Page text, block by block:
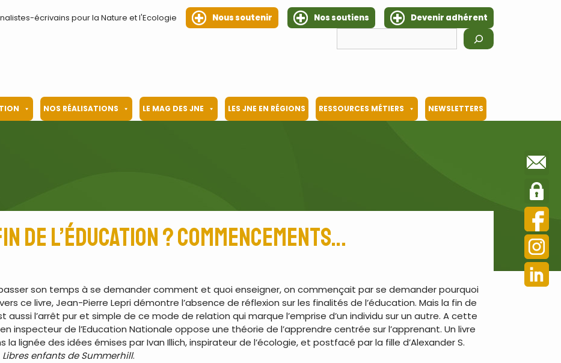
écrivains pour la Nature et l'Ecologie Nous soutenir Nos soutiens
Devenir adhérent
NOS RÉALISATIONS LE MAG DES JNE LES JNE EN RÉGIONS RESSOURCES MÉTIERS NEWSLETTERS
de l’éducation ? Commencements…
son temps à se demander comment et quoi enseigner, on commençait par se demander pourquoi
ce livre, Jean-Pierre Lepri démontre l’absence de réflexion sur les finalités de l’éducation. Mais la fin de
aussi l’arrêt pur et simple de ce mode de relation qui marque l’emprise d’un individu sur un autre. A cette
inspecteur de l’Education Nationale oppose une théorie de l’apprendre centrée sur l’apprenant. Un livre
la lignée des idées émises par Ivan Illich, inspirateur de l’écologie, et postfacé par la fille d’Alexander S.
Libres enfants de Summerhill.